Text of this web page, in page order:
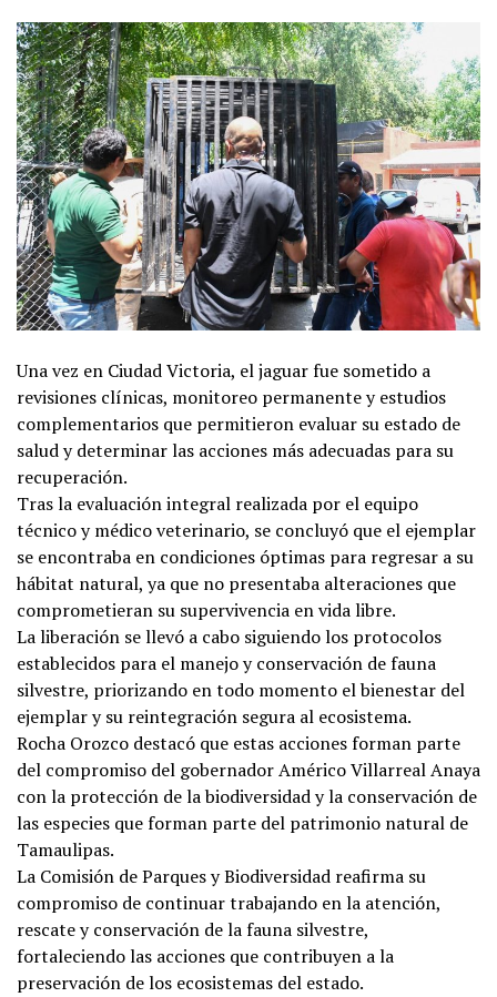
Una vez en Ciudad Victoria, el jaguar fue sometido a
revisiones clínicas, monitoreo permanente y estudios
complementarios que permitieron evaluar su estado de
salud y determinar las acciones más adecuadas para su
recuperación.
Tras la evaluación integral realizada por el equipo
técnico y médico veterinario, se concluyó que el ejemplar
se encontraba en condiciones óptimas para regresar a su
hábitat natural, ya que no presentaba alteraciones que
comprometieran su supervivencia en vida libre.
La liberación se llevó a cabo siguiendo los protocolos
establecidos para el manejo y conservación de fauna
silvestre, priorizando en todo momento el bienestar del
ejemplar y su reintegración segura al ecosistema.
Rocha Orozco destacó que estas acciones forman parte
del compromiso del gobernador Américo Villarreal Anaya
con la protección de la biodiversidad y la conservación de
las especies que forman parte del patrimonio natural de
Tamaulipas.
La Comisión de Parques y Biodiversidad reafirma su
compromiso de continuar trabajando en la atención,
rescate y conservación de la fauna silvestre,
fortaleciendo las acciones que contribuyen a la
preservación de los ecosistemas del estado.